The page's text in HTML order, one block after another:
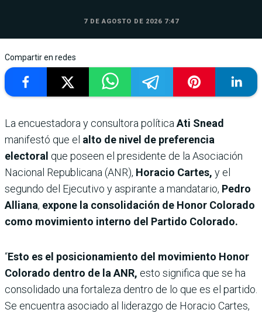
7 DE AGOSTO DE 2026 7:47
Compartir en redes
La encuestadora y consultora política Ati Snead
manifestó que el alto de nivel de preferencia
electoral que poseen el presidente de la Asociación
Nacional Republicana (ANR), Horacio Cartes, y el
segundo del Ejecutivo y aspirante a mandatario, Pedro
Alliana, expone la consolidación de Honor Colorado
como movimiento interno del Partido Colorado.
“Esto es el posicionamiento del movimiento Honor
Colorado dentro de la ANR, esto significa que se ha
consolidado una fortaleza dentro de lo que es el partido.
Se encuentra asociado al liderazgo de Horacio Cartes,